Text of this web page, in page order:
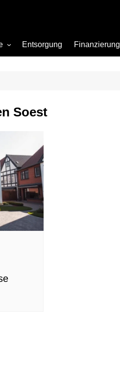
Büro
Küche
Entsorgung Finanzierung
Soest